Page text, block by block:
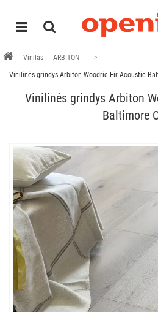
Vinilas
ARBITON
Vinilinės grindys Arbiton Woodric Eir Acoustic
Vinilinės grindys Arbiton
Baltimore